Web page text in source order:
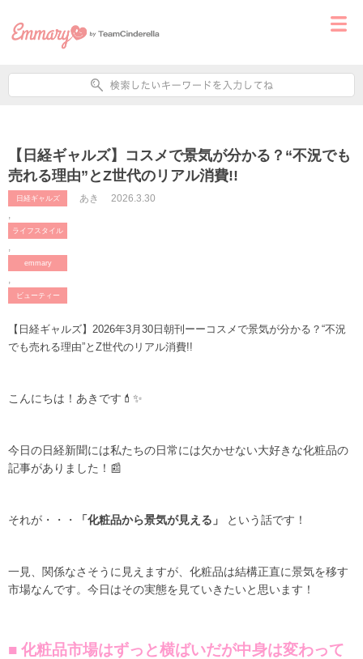
【日経ギャルズ】コスメで景気が分かる？“不況でも
売れる理由”とZ世代のリアル消費!!
日経ギャルズ
,
ライフスタイル
,
emmary
,
ビューティー
あき 2026.3.30
【日経ギャルズ】2026年3月30日朝刊ーーコスメで景気が分かる？“不況
でも売れる理由”とZ世代のリアル消費!!
こんにちは！あきです💄✨
今日の日経新聞には私たちの日常には欠かせない大好きな化粧品の
記事がありました！📰
それが・・・ 「化粧品から景気が見える」 という話です！
一見、関係なさそうに見えますが、化粧品は結構正直に景気を移す
市場なんです。今日はその実態を見ていきたいと思います！
■ 化粧品市場はずっと横ばいだが中身は変わって